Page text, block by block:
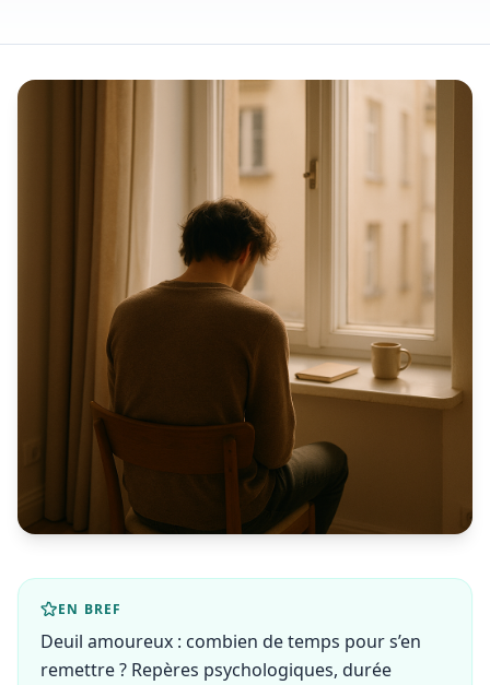
EN BREF
Deuil amoureux : combien de temps pour s’en
remettre ? Repères psychologiques, durée